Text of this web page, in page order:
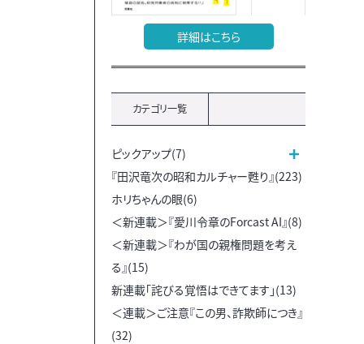
詳細はこちら
カテゴリ一覧
ピックアップ(7)
『田沢竜次の昭和カルチャー甦り』(223)
ホリちゃんの眼(6)
＜新連載＞『愛川令章のForcast AI』(8)
＜新連載＞『わが国の親権問題を考え
る』(15)
新連載「詫びる覚悟はできてます」(13)
＜連載＞ご注意『この男、詐欺師につき』
(32)